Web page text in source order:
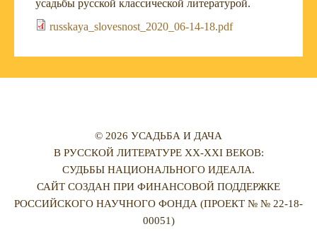
усадьбы русской классической литературой.
russkaya_slovesnost_2020_06-14-18.pdf
© 2026 УСАДЬБА И ДАЧА
В РУССКОЙ ЛИТЕРАТУРЕ XX-XXI ВЕКОВ:
СУДЬБЫ НАЦИОНАЛЬНОГО ИДЕАЛА.
САЙТ СОЗДАН ПРИ ФИНАНСОВОЙ ПОДДЕРЖКЕ
РОССИЙСКОГО НАУЧНОГО ФОНДА (ПРОЕКТ № № 22-18-
00051)